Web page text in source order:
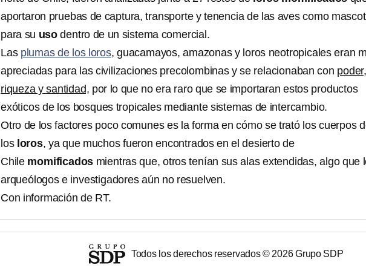
aportaron pruebas de captura, transporte y tenencia de las aves como
para su uso dentro de un sistema comercial.
Las plumas de los loros, guacamayos, amazonas y loros neotropicales eran
apreciadas para las civilizaciones precolombinas y se relacionaban con poder,
riqueza y santidad, por lo que no era raro que se importaran estos productos
exóticos de los bosques tropicales mediante sistemas de intercambio.
Otro de los factores poco comunes es la forma en cómo se trató los cuerpos
los loros, ya que muchos fueron encontrados en el desierto de
Chile momificados mientras que, otros tenían sus alas extendidas, algo que
arqueólogos e investigadores aún no resuelven.
Con información de RT.
Todos los derechos reservados © 2026Grupo SDP